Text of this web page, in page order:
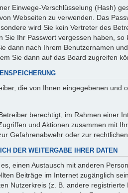
Einwege-Verschlüsselung (Hash)
Webseiten zu verwenden. Das
wird Sie kein Vertreter des
Sie Ihr Passwort vergessen haben,
dann nach Ihrem Benutzernamen
Sie dann auf das Board zugreifen
die von Ihnen eingegebenen
berechtigt, im Rahmen einer
und Aktionen zusammen mit
Gefahrenabwehr oder zur
DER WEITERGABE IHRER DATEN
einen Austausch mit anderen
Beiträge im Internet zugänglich
Nutzerkreis (z. B. andere